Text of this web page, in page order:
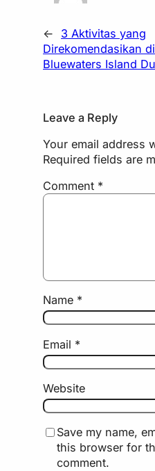
←
3 Aktivitas yang
Direkomendasikan di
Bluewaters Island
Leave a Reply
Your email address
Required fields are
Comment *
Name *
Email *
Website
Save my name,
this browser for
comment.